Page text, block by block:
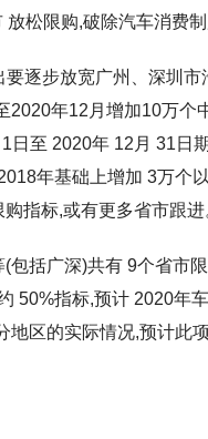
松限购,破除汽车消费制
逐步放宽广州、深圳
2020年12月增加10万
日至 2020年 12月 31日
年基础上增加 3万个
指标,或有更多省市跟进
(包括广深)共有 9个省市
50%指标,预计 2020年
地区的实际情况,预计此